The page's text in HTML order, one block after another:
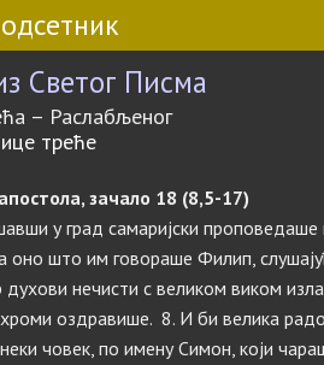
Светог Писма
– Раслабљеног
треће
зачало 18 (8,5-17)
у град самаријски
оно што им говораше Филип,
нечисти с великом виком
оздравише. 8. И би велика
човек, по имену Симон, који